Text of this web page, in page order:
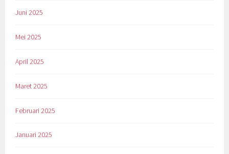
Juni 2025
Mei 2025
April 2025
Maret 2025
Februari 2025
Januari 2025